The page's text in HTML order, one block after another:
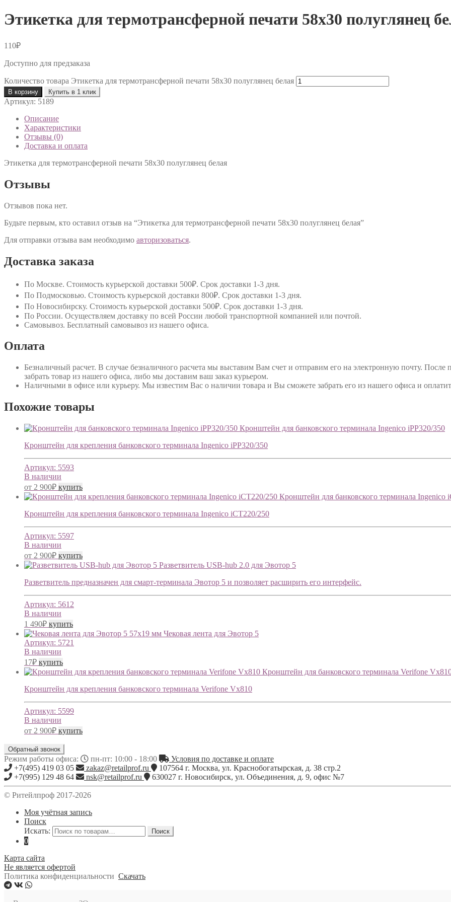
Этикетка для термотрансферной печати 58х30 полуглянец
110₽
Доступно для предзаказа
Количество товара Этикетка для термотрансферной печати 58х30 полуглянец белая
В корзину Купить в 1 клик
Артикул: 5189
Описание
Характеристики
Отзывы (0)
Доставка и оплата
Этикетка для термотрансферной печати 58х30 полуглянец белая
Отзывы
Отзывов пока нет.
Будьте первым, кто оставил отзыв на “Этикетка для термотрансферной печати 58х30 полуглянец белая”
Для отправки отзыва вам необходимо авторизоваться.
Доставка заказа
По Москве. Стоимость курьерской доставки 500₽. Срок доставки 1-3 дня.
По Подмосковью. Стоимость курьерской доставки 800₽. Срок доставки 1-3 дня.
По Новосибирску. Стоимость курьерской доставки 500₽. Срок доставки 1-3 дня.
По России. Осуществляем доставку по всей России любой транспортной компанией или почтой.
Самовывоз. Бесплатный самовывоз из нашего офиса.
Оплата
Безналичный расчет. В случае безналичного расчета мы выставим Вам счет и отправим его на электронную почту.
забрать товар из нашего офиса, либо мы доставим ваш заказ курьером.
Наличными в офисе или курьеру. Мы известим Вас о наличии товара и Вы сможете забрать его из нашего офиса и
Похожие товары
Кронштейн для банковского терминала Ingenico iPP320/350
Кронштейн для крепления банковского терминала Ingenico iPP320/350
Артикул: 5593
В наличии
от 2 900₽ купить
Кронштейн для банковского терминала Ingenico
Кронштейн для крепления банковского терминала Ingenico iCT220/250
Артикул: 5597
В наличии
от 2 900₽ купить
Разветвитель USB-hub 2.0 для Эвотор 5
Разветвитель предназначен для смарт-терминала Эвотор 5 и позволяет расширить его интерфейс.
Артикул: 5612
В наличии
1 490₽ купить
Чековая лента для Эвотор 5
Артикул: 5721
В наличии
17₽ купить
Кронштейн для банковского терминала Verifone
Кронштейн для крепления банковского терминала Verifone Vx810
Артикул: 5599
В наличии
от 2 900₽ купить
Обратный звонок
Режим работы офиса: пн-пт: 10:00 - 18:00
Условия по доставке и оплате
+7(495) 419 03 05
zakaz@retailprof.ru 107564 г. Москва, ул. Краснобогатырская, д. 38 стр.2
+7(995) 129 48 64
nsk@retailprof.ru 630027 г. Новосибирск, ул. Объединения, д. 9, офис №7
© Ритейлпроф 2017-2026
Моя учётная запись
Поиск
Искать:
Поиск
0
Карта сайта
Не является офертой
Политика конфиденциальности Скачать